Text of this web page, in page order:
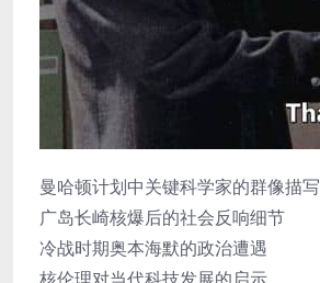
曼哈顿计划中关键科学家的群像描写
广岛长崎核爆后的社会反响细节
冷战时期奥本海默的政治遭遇